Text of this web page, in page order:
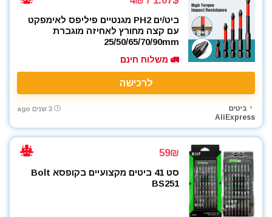
ביט/ים PH2 מגנטיים פיליפס לאימפקט
עם קצה מחורץ לאחיזה מוגברת
25/50/65/70/90mm
🚛 משלוח חינם
לרכישה
ביטים
AliExpress
3 שנים ago
59₪
סט 41 ביטים מקצועיים בקופסא Bolt
BS251